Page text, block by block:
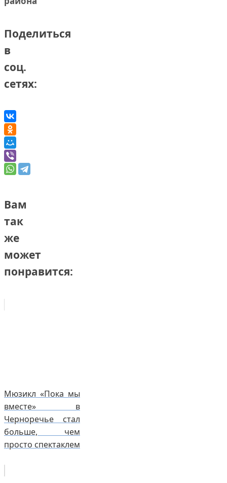
Поделиться
в
соц.
сетях:
Вам
так
же
может
понравится:
Мюзикл «Пока мы
вместе» в
Черноречье стал
больше, чем
просто спектаклем